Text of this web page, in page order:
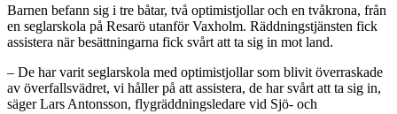
Barnen befann sig i tre båtar, två optimistjollar och en tvåkrona, från
en seglarskola på Resarö utanför Vaxholm. Räddningstjänsten fick
assistera när besättningarna fick svårt att ta sig in mot land.
– De har varit seglarskola med optimistjollar som blivit överraskade
av överfallsvädret, vi håller på att assistera, de har svårt att ta sig in,
säger Lars Antonsson, flygräddningsledare vid Sjö- och